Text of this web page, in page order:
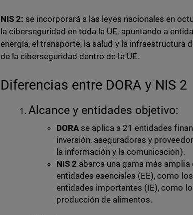
NIS 2: se incorporará a las leyes nacionales en
la ciberseguridad en toda la UE, apuntando a
energía, el transporte, la salud y la infraestructura
de la ciberseguridad dentro de la UE.
Diferencias entre DORA y NIS 2
Alcance y entidades objetivo:
DORAse aplica a 21 entidades
inversión, aseguradoras y
la información y la comunicación).
NIS 2 abarca una gama más
entidades esenciales (EE), como
entidades importantes (IE), como
producción de alimentos.